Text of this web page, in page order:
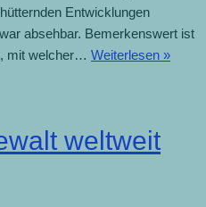
Entwicklungen
absehbar. Bemerkenswert ist
mit welcher… Weiterlesen »
weltweit